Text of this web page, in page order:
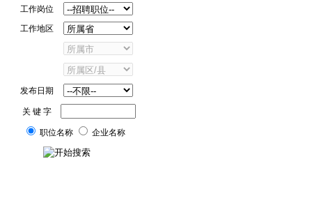
工作岗位
工作地区
发布日期
关 键 字
职位名称 企业名称